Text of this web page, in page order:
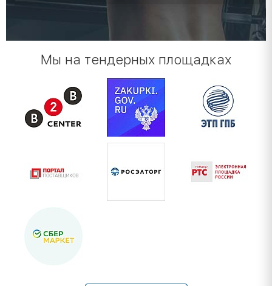
Мы на тендерных площадках